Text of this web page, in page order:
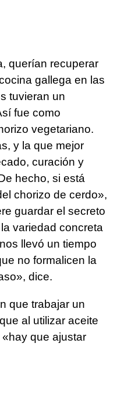
querían recuperar
gallega en las
tuvieran un
fue como
vegetariano.
y la que mejor
curación y
hecho, si está
chorizo de cerdo»,
guardar el secreto
variedad concreta
llevó un tiempo
no formalicen la
dice.
que trabajar un
al utilizar aceite
que ajustar